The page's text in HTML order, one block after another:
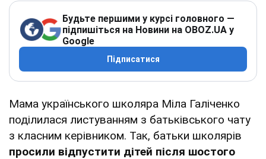
Будьте першими у курсі головного —
підпишіться на Новини на OBOZ.UA у
Google
Підписатися
Мама українського школяра Міла Галіченко
поділилася листуванням з батьківського чату
з класним керівником. Так, батьки школярів
просили відпустити дітей після шостого